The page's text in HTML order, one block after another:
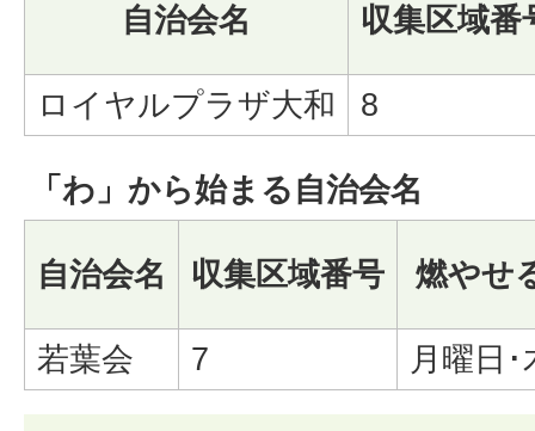
自治会名 収集区域番
ロイヤルプラザ大和 8
「わ」から始まる自治会名
自治会名 収集区域番号 燃やせ
若葉会 7 月曜日･